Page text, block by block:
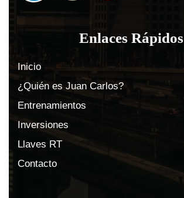
Enlaces Rápidos
Inicio
¿Quién es Juan Carlos?
Entrenamientos
Inversiones
Llaves RT
Contacto